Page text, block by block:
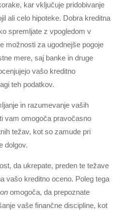
kar vključuje pridobivanje
ali celo hipoteke. Dobra kreditna
spremljate z vpogledom v
možnosti za ugodnejše pogoje
mere, saj banke in druge
vašo kreditno
teh podatkov.
in razumevanje vaših
vam omogoča pravočasno
težav, kot so zamude pri
dolgov.
da ukrepate, preden te težave
vašo kreditno oceno. Poleg tega
omogoča, da prepoznate
vaše finančne discipline, kot